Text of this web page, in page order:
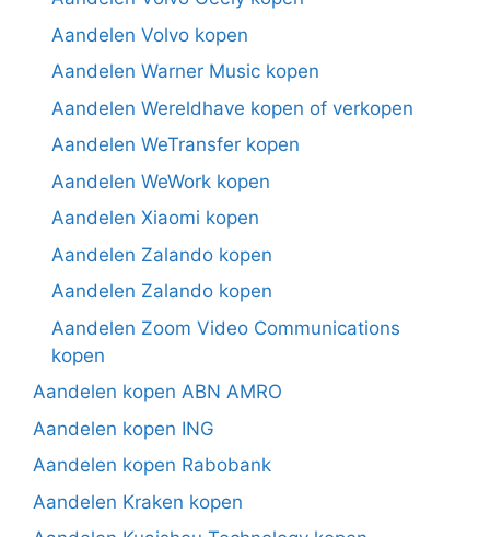
Aandelen Volvo kopen
Aandelen Warner Music kopen
Aandelen Wereldhave kopen of verkopen
Aandelen WeTransfer kopen
Aandelen WeWork kopen
Aandelen Xiaomi kopen
Aandelen Zalando kopen
Aandelen Zalando kopen
Aandelen Zoom Video Communications
kopen
Aandelen kopen ABN AMRO
Aandelen kopen ING
Aandelen kopen Rabobank
Aandelen Kraken kopen